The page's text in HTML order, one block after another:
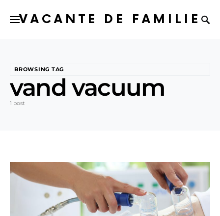
VACANTE DE FAMILIE
BROWSING TAG
vand vacuum
1 post